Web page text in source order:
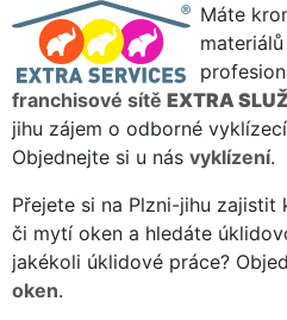
Máte
franchisové sítě EXTRA
jihu zájem o odborné
Objednejte si u nás vyklízení.
Přejete si na Plzni-jihu
či mytí oken a hledáte
jakékoli úklidové práce?
oken.